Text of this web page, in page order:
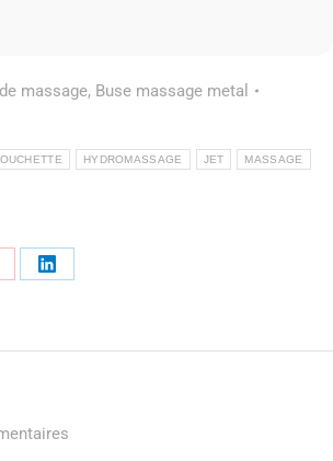
massage, Buse massage metal
HYDROMASSAGE JET MASSAGE